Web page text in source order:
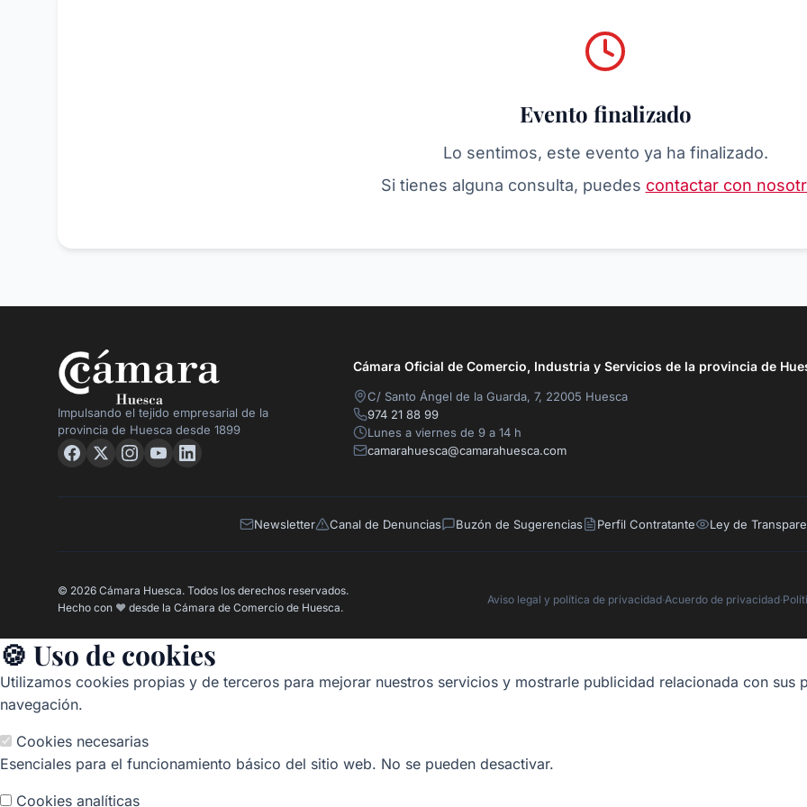
Evento finalizado
Lo sentimos, este evento ya ha finalizado.
Si tienes alguna consulta, puedes contactar con
Impulsando el tejido empresarial de la
provincia de Huesca desde 1899
Cámara Oficial de Comercio, Industria y Servicios de la provincia de
C/ Santo Ángel de la Guarda, 7, 22005 Huesca
974 21 88 99
Lunes a viernes de 9 a 14 h
camarahuesca@camarahuesca.com
Newsletter Canal de Denuncias Buzón de Sugerencias Perfil Contratante Ley de
© 2026 Cámara Huesca. Todos los derechos reservados.
Hecho con ❤️ desde la Cámara de Comercio de Huesca.
Aviso legal y política de privacidad·Acuerdo de privacidad·
🍪 Uso de cookies
Utilizamos cookies propias y de terceros para mejorar nuestros servicios y mostrarle publicidad relacionada con sus
navegación.
Cookies necesarias
Esenciales para el funcionamiento básico del sitio web. No se pueden desactivar.
Cookies analíticas